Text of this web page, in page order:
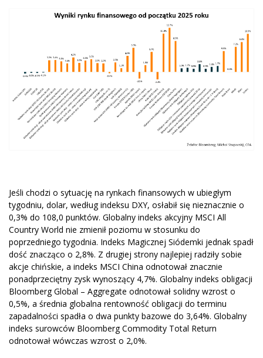
Jeśli chodzi o sytuację na rynkach finansowych w ubiegłym
tygodniu, dolar, według indeksu DXY, osłabił się nieznacznie o
0,3% do 108,0 punktów. Globalny indeks akcyjny MSCI All
Country World nie zmienił poziomu w stosunku do
poprzedniego tygodnia. Indeks Magicznej Siódemki jednak spadł
dość znacząco o 2,8%. Z drugiej strony najlepiej radziły sobie
akcje chińskie, a indeks MSCI China odnotował znacznie
ponadprzeciętny zysk wynoszący 4,7%. Globalny indeks obligacji
Bloomberg Global – Aggregate odnotował solidny wzrost o
0,5%, a średnia globalna rentowność obligacji do terminu
zapadalności spadła o dwa punkty bazowe do 3,64%. Globalny
indeks surowców Bloomberg Commodity Total Return
odnotował wówczas wzrost o 2,0%.